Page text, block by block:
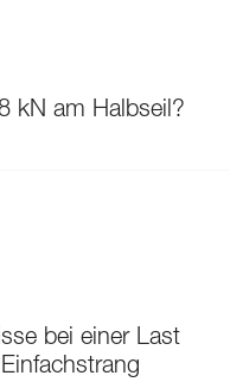
kN am Halbseil?
bei einer Last